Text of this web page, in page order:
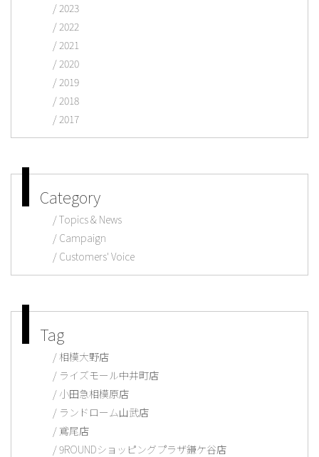
2023
2022
2021
2020
2019
2018
2017
Category
Topics & News
Campaign
Customers' Voice
Tag
相模大野店
ライズモール中井町店
小田急相模原店
ランドローム山武店
鳶尾店
9ROUNDショッピングプラザ鎌ケ谷店